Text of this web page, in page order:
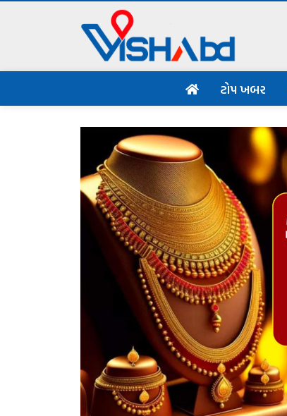
ટોપ ખબર